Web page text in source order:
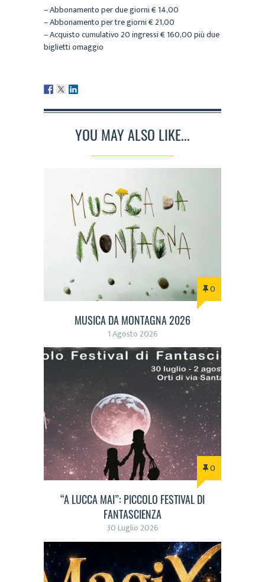
– Abbonamento per due giorni € 14,00
– Abbonamento per tre giorni € 21,00
– Acquisto cumulativo 20 ingressi € 160,00 più due
biglietti omaggio
YOU MAY ALSO LIKE...
0
MUSICA DA MONTAGNA 2026
1 Agosto 2026
0
“A LUCCA MAI”: PICCOLO FESTIVAL DI
FANTASCIENZA
30 Luglio 2026